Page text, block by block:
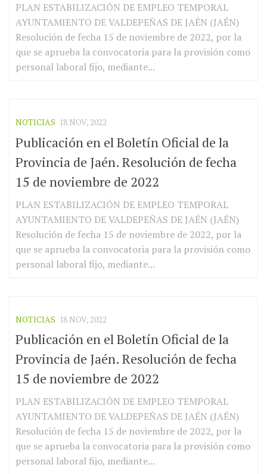
PLAN ESTABILIZACIÓN DE EMPLEO TEMPORAL
AYUNTAMIENTO DE VALDEPEÑAS DE JAÉN (JAÉN)
Resolución de fecha 15 de noviembre de 2022, por la
que se aprueba la convocatoria para la provisión como
personal laboral fijo, mediante...
NOTICIAS 18 NOV, 2022
Publicación en el Boletín Oficial de la
Provincia de Jaén. Resolución de fecha
15 de noviembre de 2022
PLAN ESTABILIZACIÓN DE EMPLEO TEMPORAL
AYUNTAMIENTO DE VALDEPEÑAS DE JAÉN (JAÉN)
Resolución de fecha 15 de noviembre de 2022, por la
que se aprueba la convocatoria para la provisión como
personal laboral fijo, mediante...
NOTICIAS 18 NOV, 2022
Publicación en el Boletín Oficial de la
Provincia de Jaén. Resolución de fecha
15 de noviembre de 2022
PLAN ESTABILIZACIÓN DE EMPLEO TEMPORAL
AYUNTAMIENTO DE VALDEPEÑAS DE JAÉN (JAÉN)
Resolución de fecha 15 de noviembre de 2022, por la
que se aprueba la convocatoria para la provisión como
personal laboral fijo, mediante...